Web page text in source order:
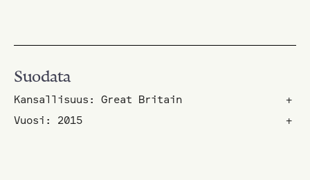
Suodata
Kansallisuus: Great Britain
+
Vuosi: 2015
+